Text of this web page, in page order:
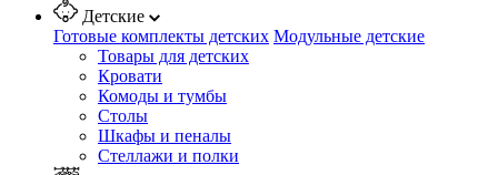
Детские
Готовые комплекты детских Модульные детские
Товары для детских
Кровати
Комоды и тумбы
Столы
Шкафы и пеналы
Стеллажи и полки